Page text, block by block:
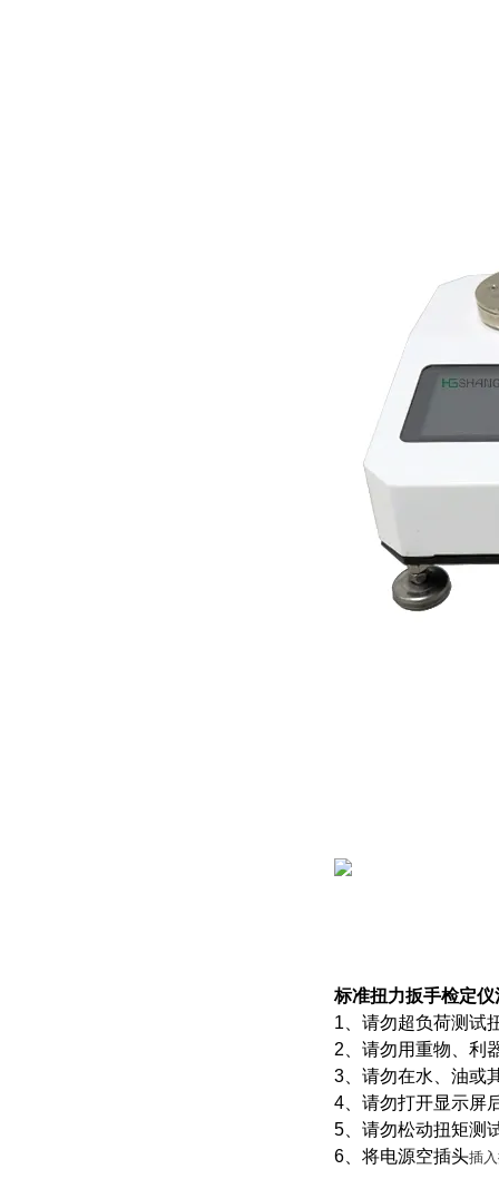
标准扭力扳手检定仪
1、请勿超负荷测试
2、请勿用重物、利
3、请勿在水、油或
4、请勿打开显示屏
5、请勿松动扭矩测
6、将电源空插头插